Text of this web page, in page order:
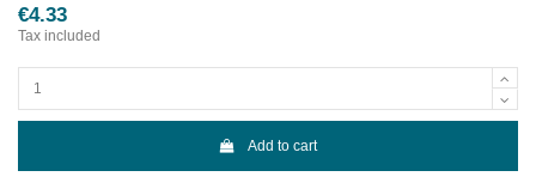
€4.33
Tax included
Add to cart